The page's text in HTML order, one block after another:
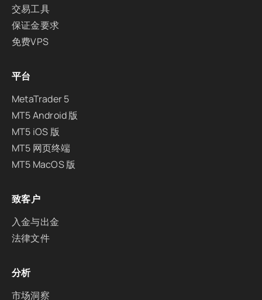
交易工具
保证金要求
免费VPS
平台
MetaTrader 5
MT5 Android 版
MT5 iOS 版
MT5 网页终端
MT5 MacOS 版
致客户
入金与出金
法律文件
分析
市场洞察